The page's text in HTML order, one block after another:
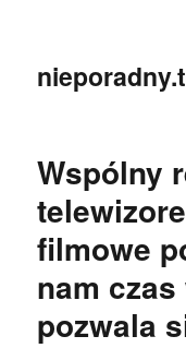
Wspólny
filmowe
nam
pozwala